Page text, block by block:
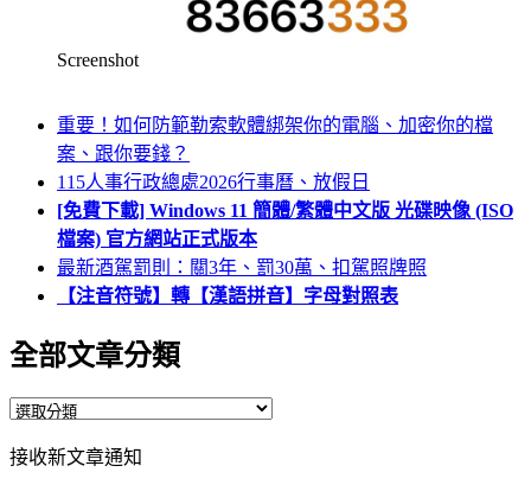
Screenshot
重要！如何防範勒索軟體綁架你的電腦、加密你的檔
案、跟你要錢？
115人事行政總處2026行事曆、放假日
[免費下載] Windows 11 簡體/繁體中文版 光碟映像 (ISO
檔案) 官方網站正式版本
最新酒駕罰則：關3年、罰30萬、扣駕照牌照
【注音符號】轉【漢語拼音】字母對照表
全部文章分類
全
文
接收新文章通知